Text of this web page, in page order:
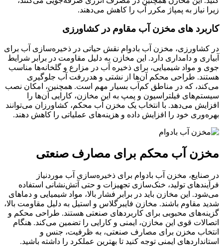
زیرا نیاز به پمپاژ مکرر آب را کاهش می‌دهند.
کاربرد های مخزن آب مقاوم در کشاورزی
در کشاورزی، مخزن آب بادوام نقش حیاتی در ذخیره‌سازی آب برای
آبیاری و دامداری دارد. این مخازن به دلیل مقاومت در برابر شرایط
جوی و مواد شیمیایی، برای ذخیره آب در مزارع و گلخانه‌ها مناسب
هستند. طراحی محکم آن‌ها از نشتی و هدررفت آب جلوگیری
می‌کند، که در مناطق کم‌آب بسیار مهم است. همچنین، امکان نصب
سیستم‌های فیلتراسیون و پمپ به این مخازن، کارایی آن‌ها را
افزایش می‌دهد. با انتخاب یک مخزن آب محکم، کشاورزان می‌توانند
بهره‌وری خود را افزایش داده و هزینه‌های عملیاتی را کاهش دهند.
مخزن آب محکم برای مصارف صنعتی
در صنایع، مخزن آب بادوام برای ذخیره‌سازی آب موردنیاز
فرآیندهای تولید، خنک‌سازی تجهیزات و حتی آتش‌نشانی استفاده
می‌شود. این مخازن باید در برابر فشار بالا، مواد شیمیایی و دماهای
شدید مقاوم باشند. مخازن فایبرگلاس و استیل به دلیل مقاومت بالا،
گزینه‌های محبوبی برای کاربردهای صنعتی هستند. طراحی محکم و
اتصالات قوی این مخازن، ایمنی و کارایی را تضمین می‌کند. هنگام
انتخاب مخزن برای مصارف صنعتی، به ظرفیت، جنس و
استانداردهای ایمنی توجه کنید تا بهترین عملکرد را داشته باشید.